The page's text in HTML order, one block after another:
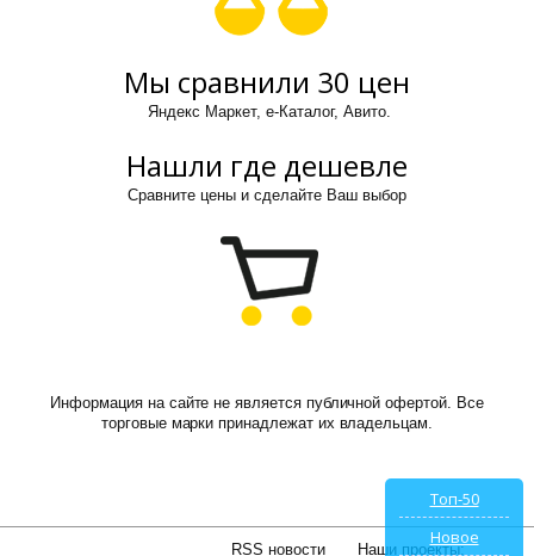
Мы сравнили 30 цен
Яндекс Маркет, е-Каталог, Авито.
Нашли где дешевле
Сравните цены и сделайте Ваш выбор
Информация на сайте не является публичной офертой. Все
торговые марки принадлежат их владельцам.
RSS новости Наши проекты:
Топ-50
Новое